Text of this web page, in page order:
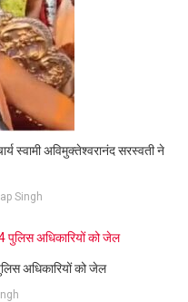
स्वामी अविमुक्तेश्वरानंद सरस्वती ने
Singh
अधिकारियों को जेल